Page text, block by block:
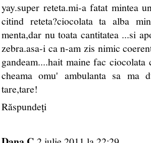
yay.super reteta.mi-a fatat mintea
citind reteta?ciocolata ta alba
menta,dar nu toata cantitatea ...si
zebra.asa-i ca n-am zis nimic
gandeam....hait maine fac
cheama omu' ambulanta sa ma
tare,tare!
Răspundeți